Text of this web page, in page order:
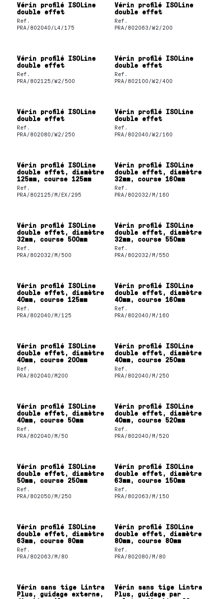
Vérin profilé ISOLine
double effet
Ref.
PRA/802040/L4/175
Vérin profilé ISOLine
double effet
Ref.
PRA/802063/W2/200
Vérin profilé ISOLine
double effet
Ref.
PRA/802125/W2/500
Vérin profilé ISOLine
double effet
Ref.
PRA/802100/W2/400
Vérin profilé ISOLine
double effet
Ref.
PRA/802080/W2/250
Vérin profilé ISOLine
double effet
Ref.
PRA/802040/W2/160
Vérin profilé ISOLine
double effet, diamètre
125mm, course 125mm
Ref.
PRA/802125/M/EX/295
Vérin profilé ISOLine
double effet, diamètre
32mm, course 160mm
Ref.
PRA/802032/M/160
Vérin profilé ISOLine
double effet, diamètre
32mm, course 500mm
Ref.
PRA/802032/M/500
Vérin profilé ISOLine
double effet, diamètre
32mm, course 550mm
Ref.
PRA/802032/M/550
Vérin profilé ISOLine
double effet, diamètre
40mm, course 125mm
Ref.
PRA/802040/M/125
Vérin profilé ISOLine
double effet, diamètre
40mm, course 160mm
Ref.
PRA/802040/M/160
Vérin profilé ISOLine
double effet, diamètre
40mm, course 200mm
Ref.
PRA/802040/M200
Vérin profilé ISOLine
double effet, diamètre
40mm, course 250mm
Ref.
PRA/802040/M/250
Vérin profilé ISOLine
double effet, diamètre
40mm, course 50mm
Ref.
PRA/802040/M/50
Vérin profilé ISOLine
double effet, diamètre
40mm, course 520mm
Ref.
PRA/802040/M/520
Vérin profilé ISOLine
double effet, diamètre
50mm, course 250mm
Ref.
PRA/802050/M/250
Vérin profilé ISOLine
double effet, diamètre
63mm, course 150mm
Ref.
PRA/802063/M/150
Vérin profilé ISOLine
double effet, diamètre
63mm, course 80mm
Ref.
PRA/802063/M/80
Vérin profilé ISOLine
double effet, diamètre
80mm, course 80mm
Ref.
PRA/802080/M/80
Vérin sans tige Lintra
Plus, guidage externe,
Vérin sans tige Lintra
Plus, guidage par